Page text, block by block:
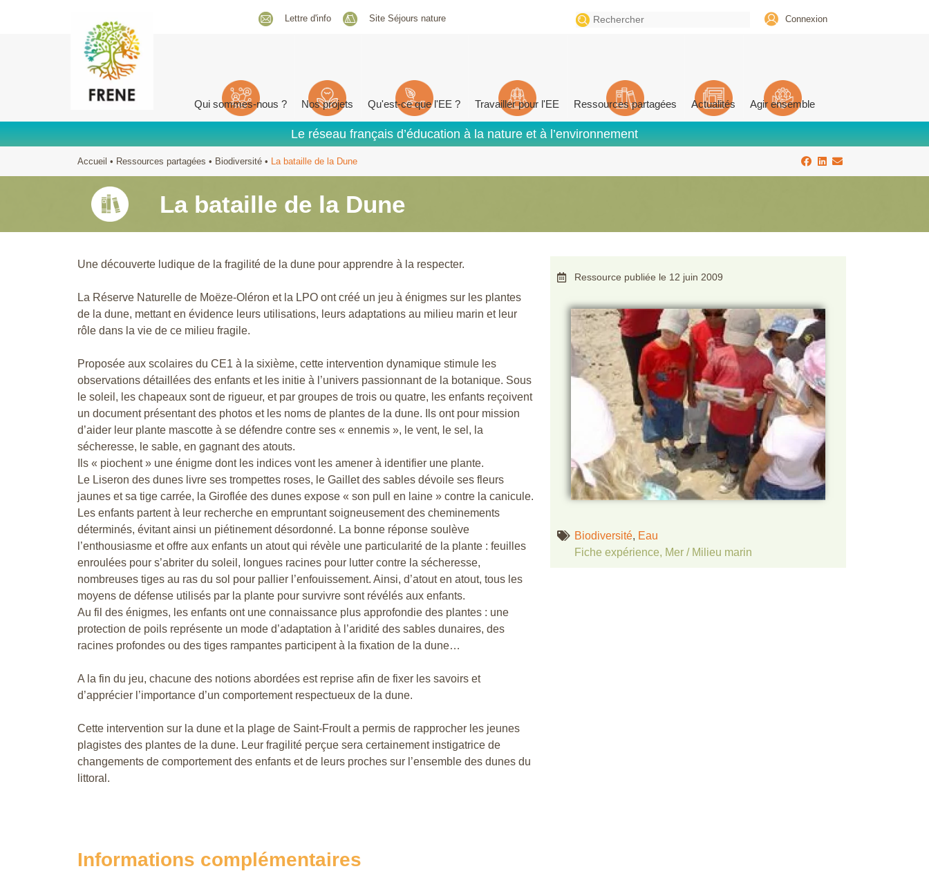
Lettre d'info Site Séjours nature
Search
for:
Connexion
Qui sommes-nous ? Nos projets Qu'est-ce que l'EE ? Travailler pour l'EE Ressources partagées Actualités Agir ensemble
Le réseau français d’éducation à la nature et à l’environnement
Accueil • Ressources partagées • Biodiversité • La bataille de la Dune
La bataille de la Dune
Une découverte ludique de la fragilité de la dune pour apprendre à la respecter.
La Réserve Naturelle de Moëze-Oléron et la LPO ont créé un jeu à énigmes sur les plantes
de la dune, mettant en évidence leurs utilisations, leurs adaptations au milieu marin et leur
rôle dans la vie de ce milieu fragile.
Proposée aux scolaires du CE1 à la sixième, cette intervention dynamique stimule les
observations détaillées des enfants et les initie à l’univers passionnant de la botanique. Sous
le soleil, les chapeaux sont de rigueur, et par groupes de trois ou quatre, les enfants reçoivent
un document présentant des photos et les noms de plantes de la dune. Ils ont pour mission
d’aider leur plante mascotte à se défendre contre ses « ennemis », le vent, le sel, la
sécheresse, le sable, en gagnant des atouts.
Ils « piochent » une énigme dont les indices vont les amener à identifier une plante.
Le Liseron des dunes livre ses trompettes roses, le Gaillet des sables dévoile ses fleurs
jaunes et sa tige carrée, la Giroflée des dunes expose « son pull en laine » contre la canicule.
Les enfants partent à leur recherche en empruntant soigneusement des cheminements
déterminés, évitant ainsi un piétinement désordonné. La bonne réponse soulève
l’enthousiasme et offre aux enfants un atout qui révèle une particularité de la plante : feuilles
enroulées pour s’abriter du soleil, longues racines pour lutter contre la sécheresse,
nombreuses tiges au ras du sol pour pallier l’enfouissement. Ainsi, d’atout en atout, tous les
moyens de défense utilisés par la plante pour survivre sont révélés aux enfants.
Au fil des énigmes, les enfants ont une connaissance plus approfondie des plantes : une
protection de poils représente un mode d’adaptation à l’aridité des sables dunaires, des
racines profondes ou des tiges rampantes participent à la fixation de la dune…
A la fin du jeu, chacune des notions abordées est reprise afin de fixer les savoirs et
d’apprécier l’importance d’un comportement respectueux de la dune.
Cette intervention sur la dune et la plage de Saint-Froult a permis de rapprocher les jeunes
plagistes des plantes de la dune. Leur fragilité perçue sera certainement instigatrice de
changements de comportement des enfants et de leurs proches sur l’ensemble des dunes du
littoral.
Informations complémentaires
Ressource publiée le 12 juin 2009
Biodiversité, Eau
Fiche expérience, Mer / Milieu marin